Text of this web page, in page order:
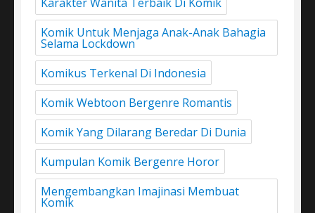
Komik Untuk Menjaga Anak-Anak Bahagia
Selama Lockdown
Komikus Terkenal Di Indonesia
Komik Webtoon Bergenre Romantis
Komik Yang Dilarang Beredar Di Dunia
Kumpulan Komik Bergenre Horor
Mengembangkan Imajinasi Membuat
Komik